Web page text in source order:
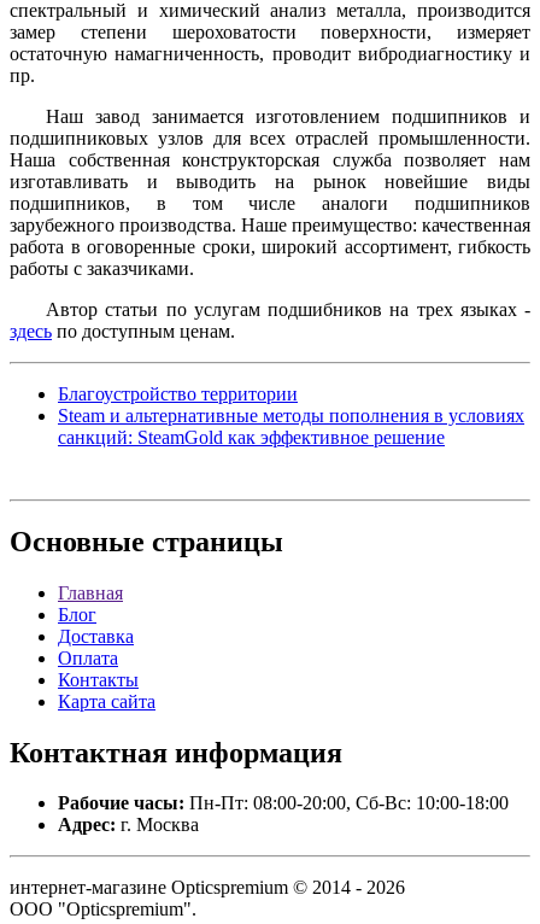
спектральный и химический анализ металла, производится
замер степени шероховатости поверхности, измеряет
остаточную намагниченность, проводит вибродиагностику и
пр.
Наш завод занимается изготовлением подшипников и
подшипниковых узлов для всех отраслей промышленности.
Наша собственная конструкторская служба позволяет нам
изготавливать и выводить на рынок новейшие виды
подшипников, в том числе аналоги подшипников
зарубежного производства. Наше преимущество: качественная
работа в оговоренные сроки, широкий ассортимент, гибкость
работы с заказчиками.
Автор статьи по услугам подшибников на трех языках -
здесь по доступным ценам.
Благоустройство территории
Steam и альтернативные методы пополнения в условиях
санкций: SteamGold как эффективное решение
Основные страницы
Главная
Блог
Доставка
Оплата
Контакты
Карта сайта
Контактная информация
Рабочие часы: Пн-Пт: 08:00-20:00, Сб-Вс: 10:00-18:00
Адрес: г. Москва
интернет-магазине Opticspremium © 2014 - 2026
ООО "Opticspremium".